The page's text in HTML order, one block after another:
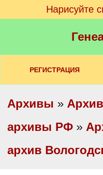
Нарисуйте
РЕГИСТРАЦИЯ
Архивы »
архивы РФ »
архив